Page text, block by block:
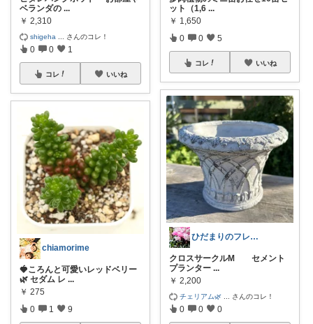
ベランダの ...
￥ 2,310
shigeha さんのコレ！
0 0 1
コレ いいね
chiamorime
🍓ころんと可愛いレッドベリー
🌿 セダム レ ...
￥ 275
0 1 9
ット（1,6 ...
￥ 1,650
0 0 5
コレ いいね
ひだまりのフレンチ🩷ガーデン
クロスサークルM セメント
プランター ...
￥ 2,200
チェリアム🌿 さんのコレ！
0 0 0